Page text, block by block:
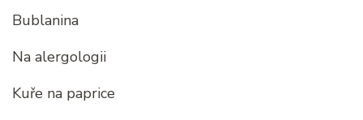
Bublanina
Na alergologii
Kuře na paprice